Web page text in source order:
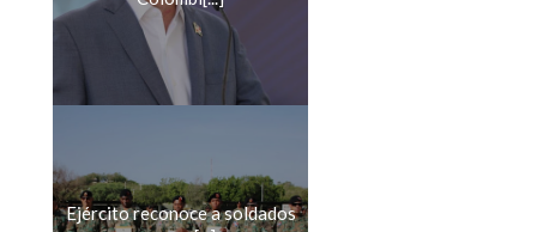
Ejército reconoce a soldados